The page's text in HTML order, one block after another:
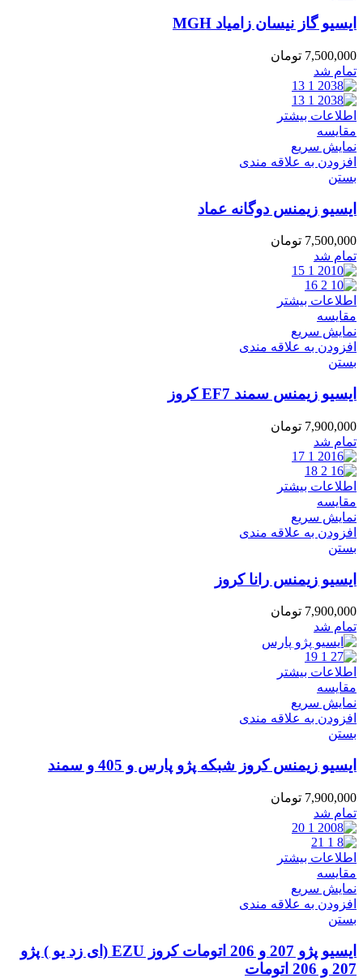
ایسیو گاز نیسان زامیاد MGH
7,500,000 تومان
تمام شد
اطلاعات بیشتر
مقایسه
نمایش سریع
افزودن به علاقه مندی
بستن
ایسیو زیمنس دوگانه عماد
7,500,000 تومان
تمام شد
اطلاعات بیشتر
مقایسه
نمایش سریع
افزودن به علاقه مندی
بستن
ایسیو زیمنس سمند EF7 کروز
7,900,000 تومان
تمام شد
اطلاعات بیشتر
مقایسه
نمایش سریع
افزودن به علاقه مندی
بستن
ایسیو زیمنس رانا کروز
7,900,000 تومان
تمام شد
اطلاعات بیشتر
مقایسه
نمایش سریع
افزودن به علاقه مندی
بستن
ایسیو زیمنس کروز شبکه پژو پارس و 405 و سمند
7,900,000 تومان
تمام شد
اطلاعات بیشتر
مقایسه
نمایش سریع
افزودن به علاقه مندی
بستن
ایسیو پژو 207 و 206 اتومات کروز EZU (ای زد یو ) پژو
207 و 206 اتومات